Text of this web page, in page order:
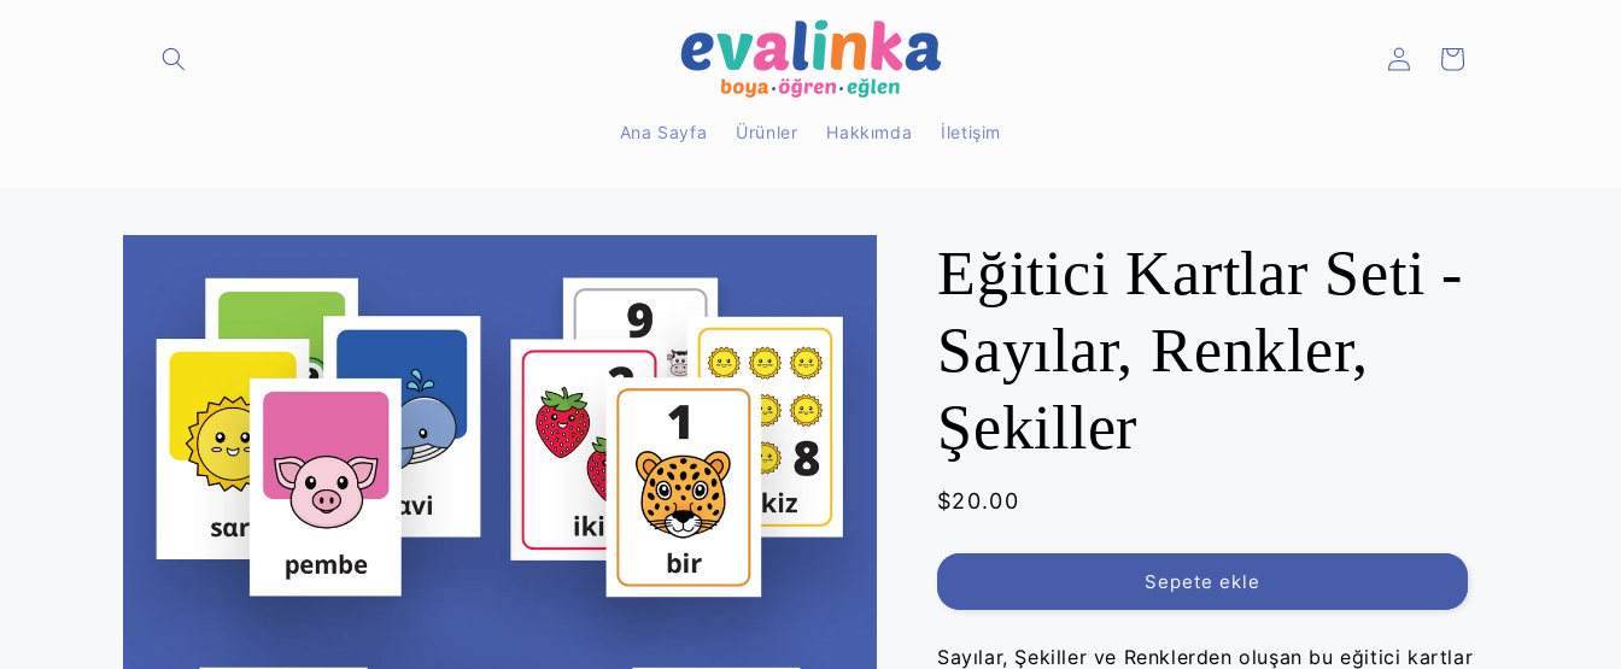
Ana Sayfa Ürünler Hakkımda İletişim
Oturum
Sepet
Ürün
atla
Eğitici Kartlar Seti -
Sayılar, Renkler,
Şekiller
Normal
$20.00
Sepete ekle
Sayılar, Şekiller ve Renklerden oluşan bu eğitici kartlar